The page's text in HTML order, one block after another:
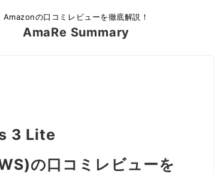
Amazonの口コミレビューを徹底解説！
AmaRe Summary
3 Lite
の口コミレビューを